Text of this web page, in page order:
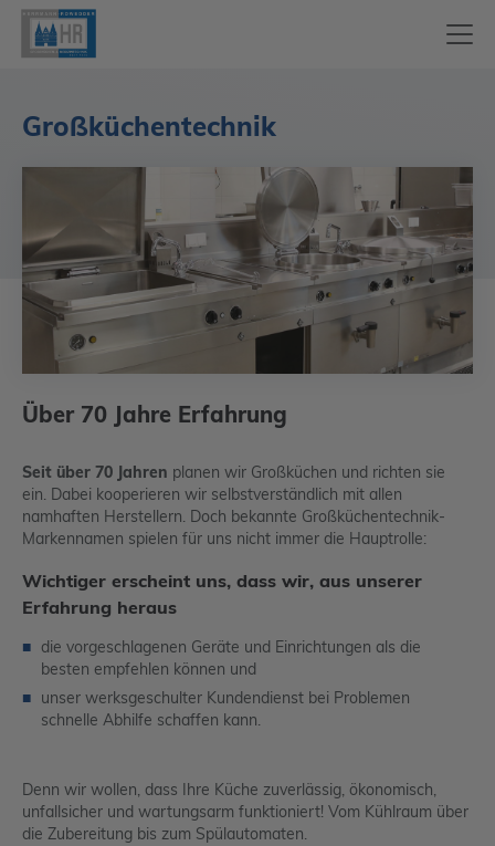
Großküchentechnik
Über 70 Jahre Erfahrung
Seit über 70 Jahren planen wir Großküchen und richten sie
ein. Dabei kooperieren wir selbstverständlich mit allen
namhaften Herstellern. Doch bekannte Großküchentechnik-
Markennamen spielen für uns nicht immer die Hauptrolle:
Wichtiger erscheint uns, dass wir, aus unserer
Erfahrung heraus
die vorgeschlagenen Geräte und Einrichtungen als die
besten empfehlen können und
unser werksgeschulter Kundendienst bei Problemen
schnelle Abhilfe schaffen kann.
Denn wir wollen, dass Ihre Küche zuverlässig, ökonomisch,
unfallsicher und wartungsarm funktioniert! Vom Kühlraum über
die Zubereitung bis zum Spülautomaten.